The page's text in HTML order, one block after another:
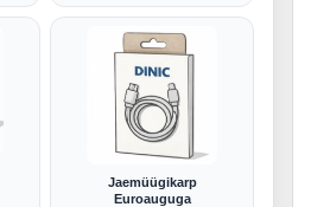
Jaemüügikarp
Euroauguga